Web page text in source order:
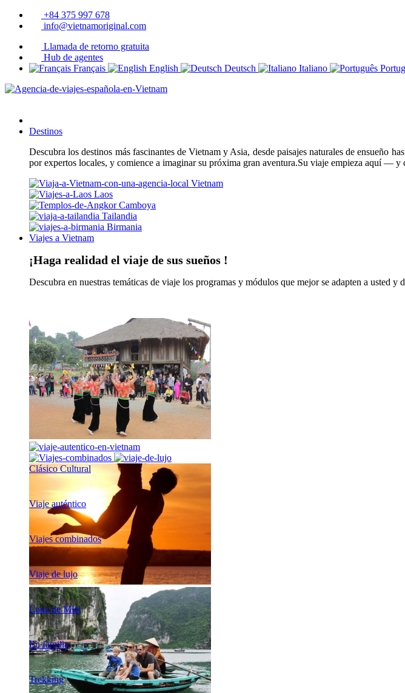
+84 375 997 678
info@vietnamoriginal.com
Llamada de retorno gratuita
Hub de agentes
Français
English Deutsch Italiano
Destinos
Descubra los destinos más fascinantes de Vietnam y Asia, desde paisajes naturales de ensueño
por expertos locales, y comience a imaginar su próxima gran aventura.Su viaje empieza aquí — y
Vietnam
Laos
Camboya
Tailandia
Birmania
Viajes a Vietnam
¡Haga realidad el viaje de sus sueños !
Descubra en nuestras temáticas de viaje los programas y módulos que mejor se adapten a usted y
Clásico Cultural
Viaje auténtico
Viajes combinados
Viaje de lujo
Luna de Miel
En familia
Trekking